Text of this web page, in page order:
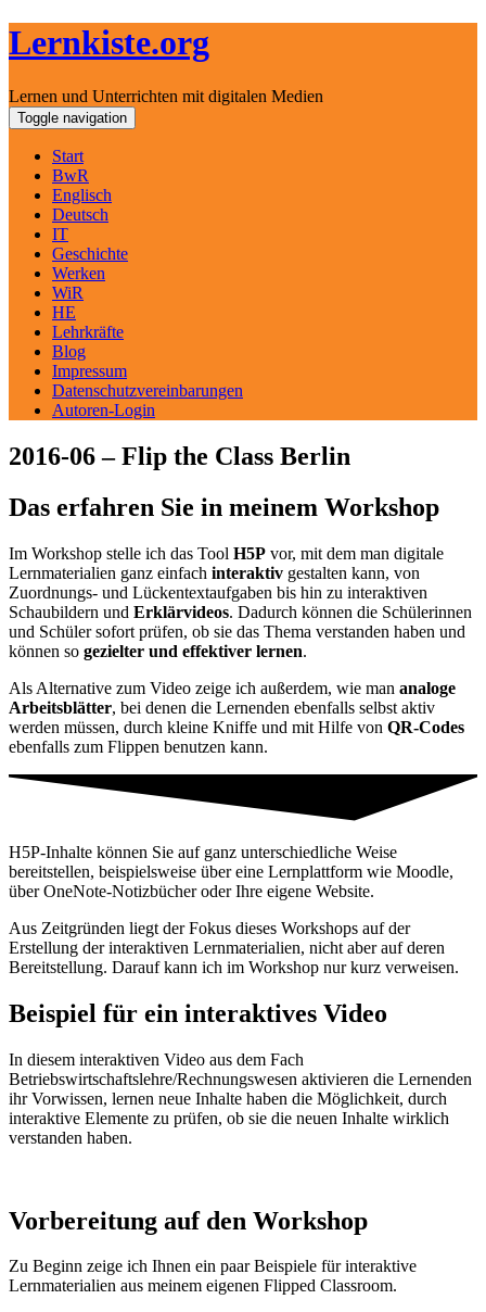
Lernkiste.org
Lernen und Unterrichten mit digitalen Medien
Skip
to
content
Toggle navigation
Start
BwR
Englisch
Deutsch
IT
Geschichte
Werken
WiR
HE
Lehrkräfte
Blog
Impressum
Datenschutzvereinbarungen
Autoren-Login
2016-06 – Flip the Class Berlin
Das erfahren Sie in meinem Workshop
Im Workshop stelle ich das Tool H5P vor, mit dem man digitale
Lernmaterialien ganz einfach interaktiv gestalten kann, von
Zuordnungs- und Lückentextaufgaben bis hin zu interaktiven
Schaubildern und Erklärvideos. Dadurch können die Schülerinnen
und Schüler sofort prüfen, ob sie das Thema verstanden haben und
können so gezielter und effektiver lernen.
Als Alternative zum Video zeige ich außerdem, wie man analoge
Arbeitsblätter, bei denen die Lernenden ebenfalls selbst aktiv
werden müssen, durch kleine Kniffe und mit Hilfe von QR-Codes
ebenfalls zum Flippen benutzen kann.
H5P-Inhalte können Sie auf ganz unterschiedliche Weise
bereitstellen, beispielsweise über eine Lernplattform wie Moodle,
über OneNote-Notizbücher oder Ihre eigene Website.
Aus Zeitgründen liegt der Fokus dieses Workshops auf der
Erstellung der interaktiven Lernmaterialien, nicht aber auf deren
Bereitstellung. Darauf kann ich im Workshop nur kurz verweisen.
Beispiel für ein interaktives Video
In diesem interaktiven Video aus dem Fach
Betriebswirtschaftslehre/Rechnungswesen aktivieren die Lernenden
ihr Vorwissen, lernen neue Inhalte haben die Möglichkeit, durch
interaktive Elemente zu prüfen, ob sie die neuen Inhalte wirklich
verstanden haben.
Vorbereitung auf den Workshop
Zu Beginn zeige ich Ihnen ein paar Beispiele für interaktive
Lernmaterialien aus meinem eigenen Flipped Classroom.